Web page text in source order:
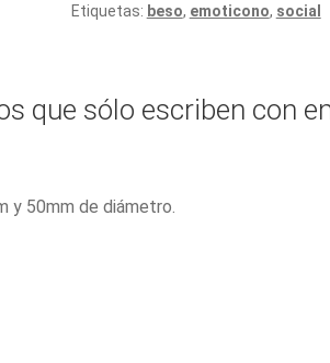
Etiquetas: beso, emoticono, social
que sólo escriben con
y 50mm de diámetro.